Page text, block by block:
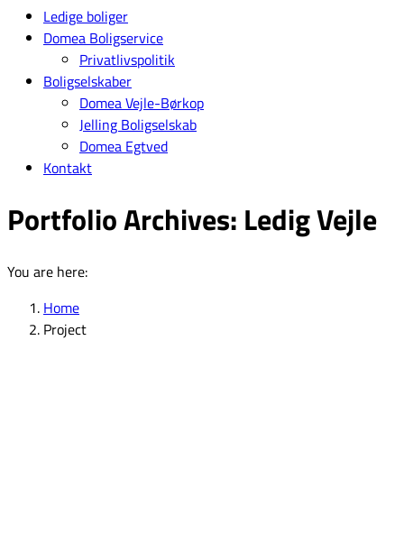
Ledige boliger
Domea Boligservice
Privatlivspolitik
Boligselskaber
Domea Vejle-Børkop
Jelling Boligselskab
Domea Egtved
Kontakt
Portfolio Archives: Ledig Vejle
You are here:
Home
Project